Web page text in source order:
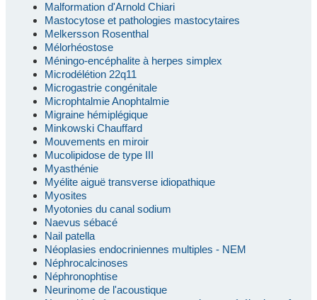
Malformation d'Arnold Chiari
Mastocytose et pathologies mastocytaires
Melkersson Rosenthal
Mélorhéostose
Méningo-encéphalite à herpes simplex
Microdélétion 22q11
Microgastrie congénitale
Microphtalmie Anophtalmie
Migraine hémiplégique
Minkowski Chauffard
Mouvements en miroir
Mucolipidose de type III
Myasthénie
Myélite aiguë transverse idiopathique
Myosites
Myotonies du canal sodium
Naevus sébacé
Nail patella
Néoplasies endocriniennes multiples - NEM
Néphrocalcinoses
Néphronophtise
Neurinome de l'acoustique